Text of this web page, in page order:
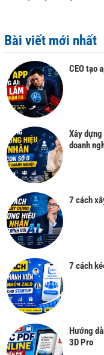
Bài viết mới nhất
CEO tạo
Xây
doanh
7 cách
7 cách
Hướng
3D Pro